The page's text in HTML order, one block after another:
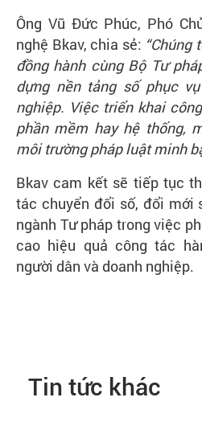
Ông Vũ Đức Phúc, Phó
nghệ Bkav, chia sẻ: “Chúng
đồng hành cùng Bộ Tư
dựng nền tảng số phục
nghiệp. Việc triển khai
phần mềm hay hệ thống,
môi trường pháp luật minh
Bkav cam kết sẽ tiếp tục
tác chuyển đổi số, đổi mới
ngành Tư pháp trong việc
cao hiệu quả công tác
người dân và doanh nghiệp.
Tin tức khác